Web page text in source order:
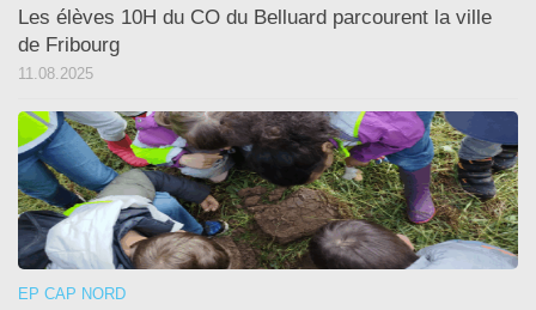
Les élèves 10H du CO du Belluard parcourent la ville
de Fribourg
11.08.2025
EP CAP NORD